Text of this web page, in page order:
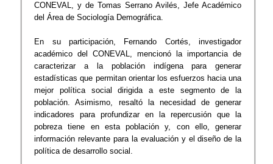
CONEVAL, y de Tomas Serrano Avilés, Jefe Académico
del Área de Sociología Demográfica.
En su participación, Fernando Cortés, investigador
académico del CONEVAL, mencionó la importancia de
caracterizar a la población indígena para generar
estadísticas que permitan orientar los esfuerzos hacia una
mejor política social dirigida a este segmento de la
población. Asimismo, resaltó la necesidad de generar
indicadores para profundizar en la repercusión que la
pobreza tiene en esta población y, con ello, generar
información relevante para la evaluación y el diseño de la
política de desarrollo social.